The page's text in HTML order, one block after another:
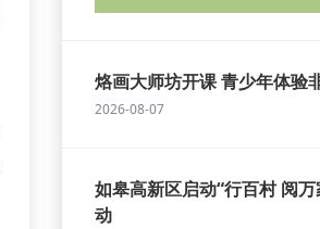
烙画大师坊开课 青少年体验
2026-08-07
如皋高新区启动“行百村 阅
动